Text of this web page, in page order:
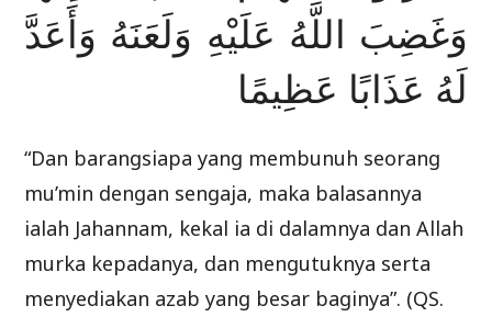
وَغَضِبَ اللَّهُ عَلَيْهِ وَلَعَنَهُ وَأَعَدَّ
لَهُ عَذَابًا عَظِيمًا
“Dan barangsiapa yang membunuh seorang
mu’min dengan sengaja, maka balasannya
ialah Jahannam, kekal ia di dalamnya dan Allah
murka kepadanya, dan mengutuknya serta
menyediakan azab yang besar baginya”. (QS.